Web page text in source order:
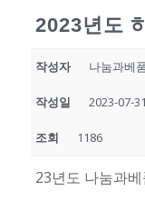
2023년도
작성자 나눔과베
작성일 2023-07-
조회 1186
23년도 나눔과